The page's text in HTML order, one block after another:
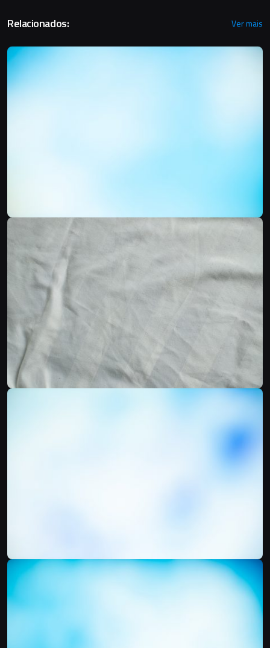
Relacionados: Ver mais